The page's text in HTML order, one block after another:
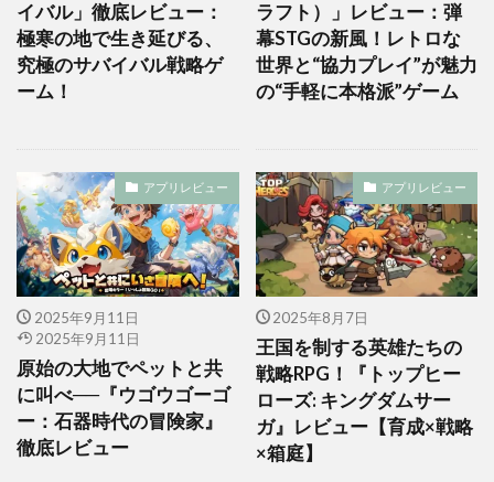
イバル」徹底レビュー：
極寒の地で生き延びる、
究極のサバイバル戦略ゲ
ーム！
ラフト）」レビュー：弾
幕STGの新風！レトロな
世界と“協力プレイ”が魅力
の“手軽に本格派”ゲーム
アプリレビュー
2025年9月11日
2025年9月11日
原始の大地でペットと共
に叫べ──『ウゴウゴーゴ
ー：石器時代の冒険家』
徹底レビュー
アプリレビュー
2025年8月7日
王国を制する英雄たちの
戦略RPG！『トップヒー
ローズ: キングダムサー
ガ』レビュー【育成×戦略
×箱庭】